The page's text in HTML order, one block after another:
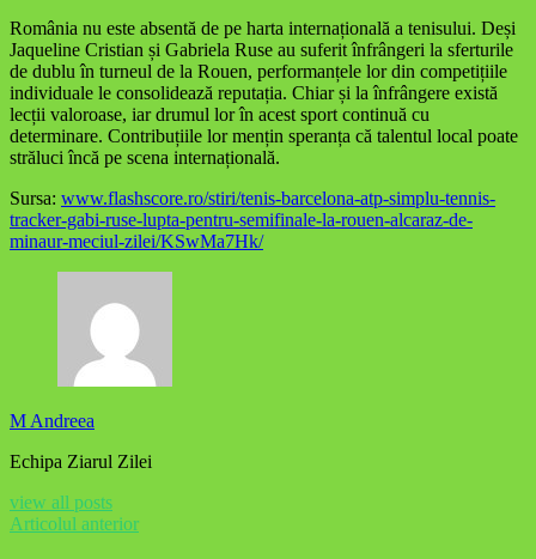
România nu este absentă de pe harta internațională a tenisului. Deși
Jaqueline Cristian și Gabriela Ruse au suferit înfrângeri la sferturile
de dublu în turneul de la Rouen, performanțele lor din competițiile
individuale le consolidează reputația. Chiar și la înfrângere există
lecții valoroase, iar drumul lor în acest sport continuă cu
determinare. Contribuțiile lor mențin speranța că talentul local poate
străluci încă pe scena internațională.
Sursa: www.flashscore.ro/stiri/tenis-barcelona-atp-simplu-tennis-
tracker-gabi-ruse-lupta-pentru-semifinale-la-rouen-alcaraz-de-
minaur-meciul-zilei/KSwMa7Hk/
M Andreea
Echipa Ziarul Zilei
view all posts
Articolul anterior